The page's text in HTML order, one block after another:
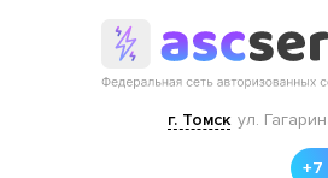
г. Томск ул.
+7